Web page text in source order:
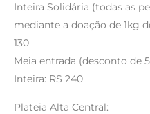
Inteira Solidária (todas as
mediante a doação de 1kg
130
Meia entrada (desconto de
Inteira: R$ 240
Plateia Alta Central: